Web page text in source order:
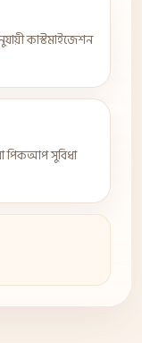
কাস্টমাইজেশন
পিকআপ সুবিধা